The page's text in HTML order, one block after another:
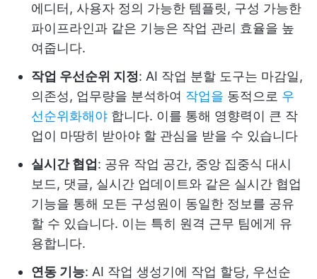
에디터, 사용자 정의 가능한 템플릿, 구성 가능한
파이프라인과 같은 기능은 작업 관리 효율을 높
여줍니다.
작업 우선순위 지정: AI 작업 분할 도구는 마감일,
의존성, 업무량을 분석하여 작업을 동적으로 우
선순위화해야 합니다. 이를 통해 영향력이 큰 작
업이 마땅히 받아야 할 관심을 받을 수 있습니다
실시간 협업 : 공유 작업 공간, 중앙 집중식 대시
보드, 댓글, 실시간 업데이트와 같은 실시간 협업
기능을 통해 모든 구성원이 동일한 정보를 공유
할 수 있습니다. 이는 특히 원격 근무 팀에게 유
용합니다.
연동 기능: AI 작업 생성기에 작업 할당, 우선순